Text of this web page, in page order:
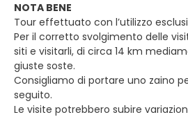
NOTA BENE
Tour effettuato con l’utilizzo
Per il corretto svolgimento delle
siti e visitarli, di circa 14 km
giuste soste.
Consigliamo di portare uno zaino
seguito.
Le visite potrebbero subire